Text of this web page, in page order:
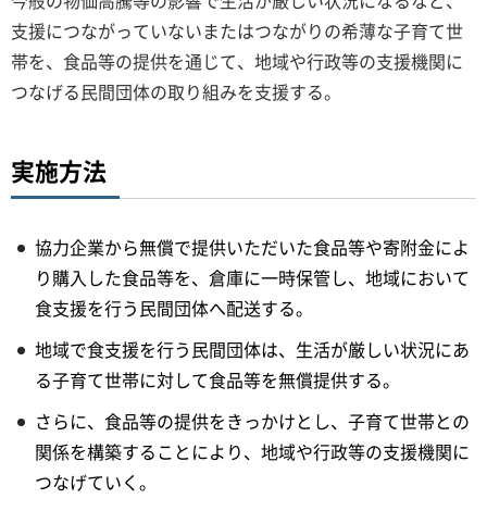
支援につながっていないまたはつながりの希薄な子育て世
帯を、食品等の提供を通じて、地域や行政等の支援機関に
つなげる民間団体の取り組みを支援する。
実施方法
協力企業から無償で提供いただいた食品等や寄附金によ
り購入した食品等を、倉庫に一時保管し、地域において
食支援を行う民間団体へ配送する。
地域で食支援を行う民間団体は、生活が厳しい状況にあ
る子育て世帯に対して食品等を無償提供する。
さらに、食品等の提供をきっかけとし、子育て世帯との
関係を構築することにより、地域や行政等の支援機関に
つなげていく。